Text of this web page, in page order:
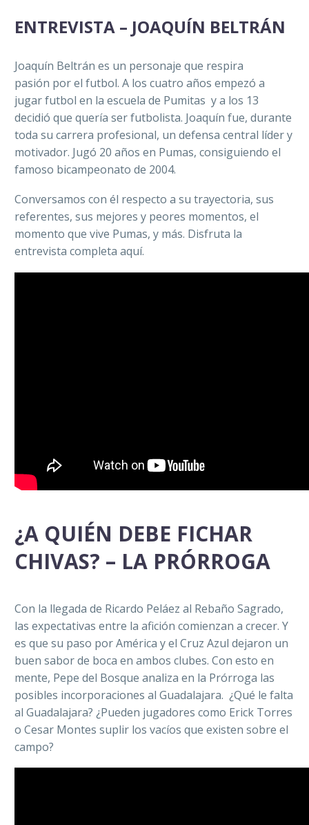
ENTREVISTA – JOAQUÍN BELTRÁN
Joaquín Beltrán es un personaje que respira
pasión por el futbol. A los cuatro años empezó a
jugar futbol en la escuela de Pumitas y a los 13
decidió que quería ser futbolista. Joaquín fue, durante
toda su carrera profesional, un defensa central líder y
motivador. Jugó 20 años en Pumas, consiguiendo el
famoso bicampeonato de 2004.
Conversamos con él respecto a su trayectoria, sus
referentes, sus mejores y peores momentos, el
momento que vive Pumas, y más. Disfruta la
entrevista completa aquí.
¿A QUIÉN DEBE FICHAR
CHIVAS? – LA PRÓRROGA
Con la llegada de Ricardo Peláez al Rebaño Sagrado,
las expectativas entre la afición comienzan a crecer. Y
es que su paso por América y el Cruz Azul dejaron un
buen sabor de boca en ambos clubes. Con esto en
mente, Pepe del Bosque analiza en la Prórroga las
posibles incorporaciones al Guadalajara. ¿Qué le falta
al Guadalajara? ¿Pueden jugadores como Erick Torres
o Cesar Montes suplir los vacíos que existen sobre el
campo?